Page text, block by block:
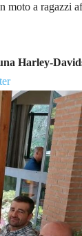
moto a ragazzi
Harley-